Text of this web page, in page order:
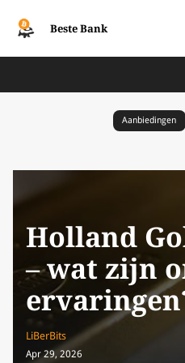
Beste Bank
Aanbiedingen
Holland
– wat zijn
LiBerBits
Apr 29, 2026